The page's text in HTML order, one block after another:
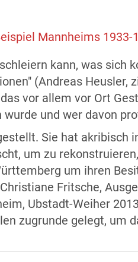
Mannheims 1933-
kann, was sich
(Andreas Heusler,
vor allem vor Ort
und wer davon
Sie hat akribisch
um zu
um ihren
Fritsche,
Ubstadt-Weiher
zugrunde gelegt, um